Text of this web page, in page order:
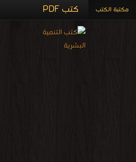
كتب PDF مكتبة الكتب